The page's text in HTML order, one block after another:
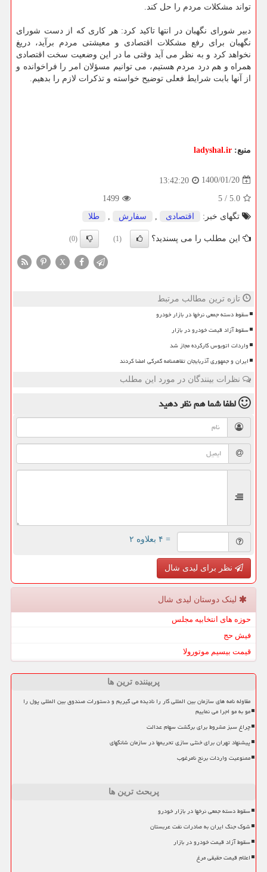
تواند مشکلات مردم را حل کند.
دبیر شورای نگهبان در انتها تاکید کرد: هر کاری که از دست شورای
نگهبان برای رفع مشکلات اقتصادی و معیشتی مردم برآید، دریغ
نخواهد کرد و به نظر می آید وقتی ما در این وضعیت سخت اقتصادی
همراه و هم درد مردم هستیم، می توانیم مسؤلان امر را فراخوانده و
از آنها بابت شرایط فعلی توضیح خواسته و تذکرات لازم را بدهیم.
منبع: ladyshal.ir
1400/01/20
13:42:20
5.0
/
5
1499
تگهای خبر:
اقتصادی سفارش طلا
این مطلب را می پسندید؟ (1)
(0)
X
تازه ترین مطالب مرتبط
سقوط دسته جمعی نرخها در بازار خودرو
سقوط آزاد قیمت خودرو در بازار
واردات اتوبوس کارکرده مجاز شد
ایران و جمهوری آذربایجان تفاهمنامه گمرکی امضا کردند
نظرات بینندگان در مورد این مطلب
لطفا شما همنظر دهید
= ۴ بعلاوه ۲
نظر برای لیدی شال
لینک دوستان لیدی شال
حوزه های انتخابیه مجلس
فیش حج
قیمت بیسیم موتورولا
پربیننده ترین ها
مقاوله نامه های سازمان بین المللی کار را نادیده می گیریم و دستورات صندوق بین المللی پول را
مو به مو اجرا می نماییم
چراغ سبز مشروط برای برگشت سهام عدالت
پیشنهاد تهران برای خنثی سازی تحریمها در سازمان شانگهای
ممنوعیت واردات برنج نامرغوب
پربحث ترین ها
سقوط دسته جمعی نرخها در بازار خودرو
شوک جنگ ایران به صادرات نفت عربستان
سقوط آزاد قیمت خودرو در بازار
اعلام قیمت حقیقی مرغ